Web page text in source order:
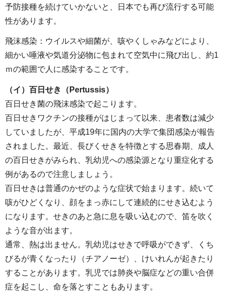
予防接種を続けていかないと、日本でも再び流行する可能
性があります。
飛沫感染：ウイルスや細菌が、咳やくしゃみなどにより、
細かい唾液や気道分泌物に包まれて空気中に飛び出し、約1
ｍの範囲で人に感染することです。
（イ）百日せき（Pertussis）
百日せき菌の飛沫感染で起こります。
百日せきワクチンの接種がはじまって以来、患者数は減少
していましたが、平成19年に国内の大学で集団感染が報告
されました。最近、長びくせきを特徴とする思春期、成人
の百日せきがみられ、乳幼児への感染源となり重症化する
例があるので注意しましょう。
百日せきは普通のかぜのような症状で始まります。続いて
咳がひどくなり、顔をまっ赤にして連続的にせき込むよう
になります。せきのあと急に息を吸い込むので、笛を吹く
ような音が出ます。
通常、熱は出ません。乳幼児はせきで呼吸ができず、くち
びるが青くなったり（チアノーゼ）、けいれんが起きたり
することがあります。乳児では肺炎や脳症などの重い合併
症を起こし、命を落とすこともあります。